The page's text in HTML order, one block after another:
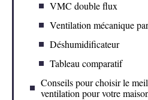
VMC double flux
Ventilation mécanique
Déshumidificateur
Tableau comparatif
Conseils pour choisir le
ventilation pour votre